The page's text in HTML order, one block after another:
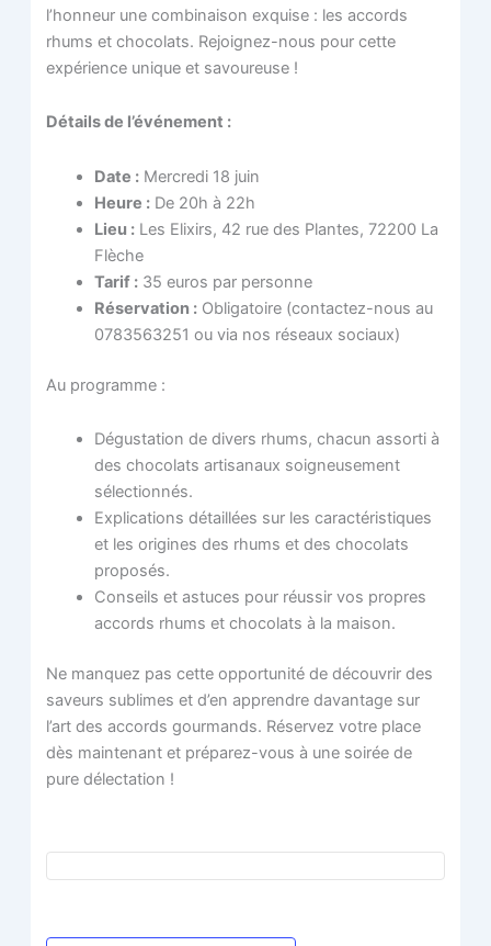
l’honneur une combinaison exquise : les accords
rhums et chocolats. Rejoignez-nous pour cette
expérience unique et savoureuse !
Détails de l’événement :
Date : Mercredi 18 juin
Heure : De 20h à 22h
Lieu : Les Elixirs, 42 rue des Plantes, 72200 La
Flèche
Tarif : 35 euros par personne
Réservation : Obligatoire (contactez-nous au
0783563251 ou via nos réseaux sociaux)
Au programme :
Dégustation de divers rhums, chacun assorti à
des chocolats artisanaux soigneusement
sélectionnés.
Explications détaillées sur les caractéristiques
et les origines des rhums et des chocolats
proposés.
Conseils et astuces pour réussir vos propres
accords rhums et chocolats à la maison.
Ne manquez pas cette opportunité de découvrir des
saveurs sublimes et d’en apprendre davantage sur
l’art des accords gourmands. Réservez votre place
dès maintenant et préparez-vous à une soirée de
pure délectation !